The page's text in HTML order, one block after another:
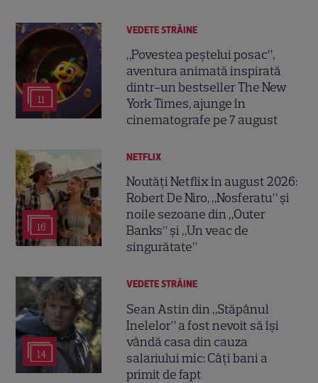
11
VEDETE STRĂINE
„Povestea peștelui posac”,
aventura animată inspirată
dintr-un bestseller The New
York Times, ajunge în
cinematografe pe 7 august
16
NETFLIX
Noutăți Netflix în august 2026:
Robert De Niro, „Nosferatu” și
noile sezoane din „Outer
Banks” și „Un veac de
singurătate”
14
VEDETE STRĂINE
Sean Astin din „Stăpânul
Inelelor” a fost nevoit să își
vândă casa din cauza
salariului mic: Câți bani a
primit de fapt